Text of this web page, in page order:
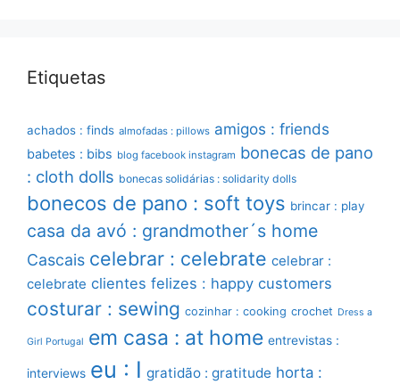
Etiquetas
achados : finds almofadas : pillows amigos : friends
babetes : bibs blog facebook instagram bonecas de pano
: cloth dolls bonecas solidárias : solidarity dolls
bonecos de pano : soft toys brincar : play
casa da avó : grandmother´s home
Cascais celebrar : celebrate celebrar :
celebrate clientes felizes : happy customers
costurar : sewing cozinhar : cooking crochet Dress a
Girl Portugal em casa : at home entrevistas :
interviews eu : I gratidão : gratitude horta :